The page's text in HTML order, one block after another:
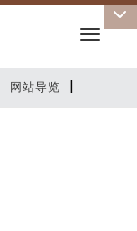
网站导览 |
Toggle